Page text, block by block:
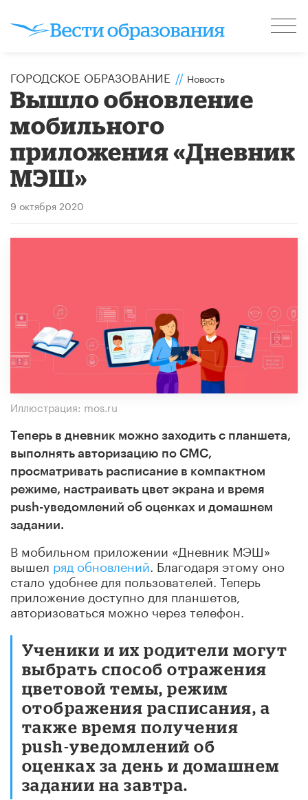
ГОРОДСКОЕ ОБРАЗОВАНИЕ // Новость
Вышло обновление
мобильного
приложения «Дневник
МЭШ»
9 октября 2020
Иллюстрация: mos.ru
Теперь в дневник можно заходить с планшета,
выполнять авторизацию по СМС,
просматривать расписание в компактном
режиме, настраивать цвет экрана и время
push-уведомлений об оценках и домашнем
задании.
В мобильном приложении «Дневник МЭШ»
вышел ряд обновлений . Благодаря этому оно
стало удобнее для пользователей. Теперь
приложение доступно для планшетов,
авторизоваться можно через телефон.
Ученики и их родители могут
выбрать способ отражения
цветовой темы, режим
отображения расписания, а
также время получения
push-уведомлений об
оценках за день и домашнем
задании на завтра.